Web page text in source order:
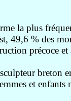
la plus
49,6 % des
précoce
breton
et